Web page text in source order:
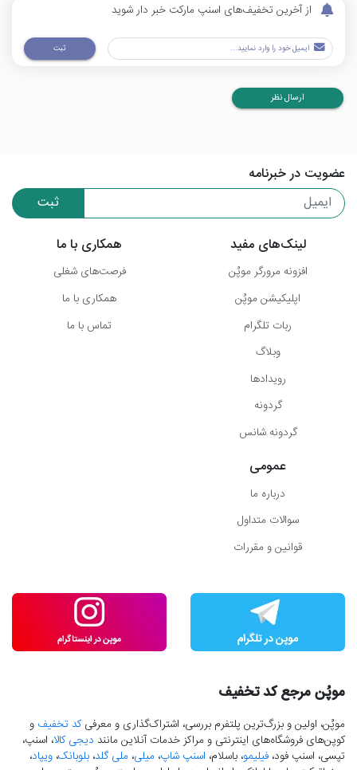
از آخرین تخفیف‌های اسنپ مارکت خبر دار شوید
ثبت
ارسال نظر
عضویت در خبرنامه
ثبت
لینک‌های مفید
افزونه مرورگر موپُن
اپلیکیشن موپُن
ربات تلگرام
وبلاگ
رویدادها
گردونه
گردونه شانس
همکاری با ما
فرصت‌های شغلی
همکاری با ما
تماس با ما
عمومی
درباره ما
سوالات متداول
قوانین و مقررات
موپُن مرجع کد تخفیف
موپُن، اولین و بزرگ‌ترین پلتفرم بررسی، اشتراک‌گذاری و معرفیکد تخفیف و
کوپن‌های فروشگاه‌های اینترنتی و مراکز خدمات آنلاین مانند دیجی کالا، اسنپ،
تپسی، اسنپ فود، فیلیمو، باسلام، اسنپ شاپ، میلی، ملی گلد، بلوبانک، ویپاد،